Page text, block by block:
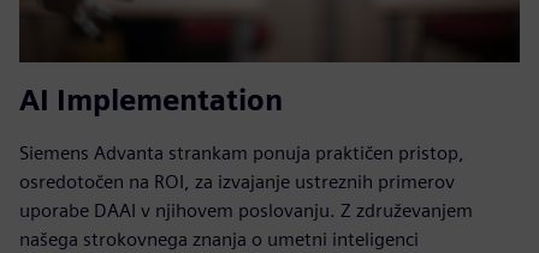
AI Implementation
Siemens Advanta strankam ponuja praktičen pristop,
osredotočen na ROI, za izvajanje ustreznih primerov
uporabe DAAI v njihovem poslovanju. Z združevanjem
našega strokovnega znanja o umetni inteligenci